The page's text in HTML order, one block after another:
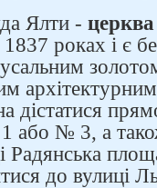
Ялти -
роках і є
або № 3, а
до вулиці